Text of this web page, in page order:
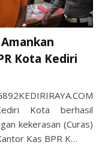
Kota Kediri
Kota berhasil
kekerasan (Curas)
Kas BPR K…